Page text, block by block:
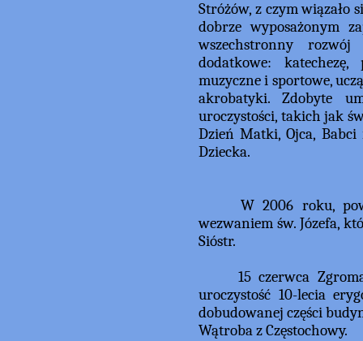
Stróżów, z czym wiązało
dobrze wyposażonym
wszechstronny
dodatkowe:
muzyczne i sportowe,
akrobatyki. Zdobyte
uroczystości, takich jak
Dzień Matki, Ojca,
Dziecka.
W 2006 roku,
wezwaniem św. Józefa,
Sióstr.
15 czerwca
uroczystość 10-lecia
dobudowanej części
Wątroba z Częstochowy.